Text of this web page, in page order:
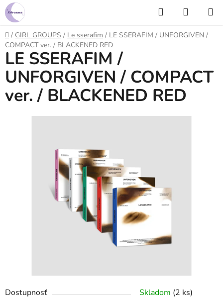
Prejsť
na
obsah
Hľadať
KOŠÍK
Domov
/ GIRL GROUPS / Le sserafim / LE SSERAFIM / UNFORGIVEN /
COMPACT ver. / BLACKENED RED
Dostupnosť Skladom (2 ks)
LE SSERAFIM /
UNFORGIVEN / COMPACT
ver. / BLACKENED RED